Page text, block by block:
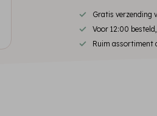
Gratis
Voor 12:00
Ruim assortiment